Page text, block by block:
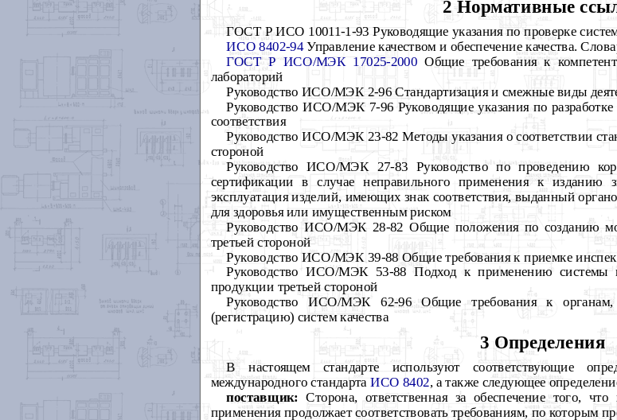
2 Нормативные
ГОСТ Р ИСО 10011-1-93 Руководящие указания по проверке систем
ИСО 8402-94Управление качеством и обеспечение качества.
ГОСТ Р ИСО/МЭК 17025-2000 Общие требования к
лабораторий
Руководство ИСО/МЭК 2-96 Стандартизация и смежные виды
Руководство ИСО/МЭК 7-96 Руководящие указания по разработке
соответствия
Руководство ИСО/МЭК 23-82 Методы указания о соответствии
стороной
Руководство ИСО/МЭК 27-83 Руководство по проведению
сертификации в случае неправильного применения к изданию
эксплуатация изделий, имеющих знак соответствия, выданный
для здоровья или имущественным риском
Руководство ИСО/МЭК 28-82 Общие положения по созданию
третьей стороной
Руководство ИСО/МЭК 39-88 Общие требования к приемке
Руководство ИСО/МЭК 53-88 Подход к применению системы
продукции третьей стороной
Руководство ИСО/МЭК 62-96 Общие требования к
(регистрацию) систем качества
3 Определения
В настоящем стандарте используют соответствующие
международного стандартаИСО 8402, а также следующее
поставщик: Сторона, ответственная за обеспечение того,
применения продолжает соответствовать требованиям, по которым